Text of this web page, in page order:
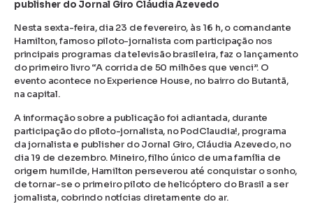
publisher do Jornal Giro Cláudia Azevedo
Nesta sexta-feira, dia 23 de fevereiro, às 16 h, o comandante
Hamilton, famoso piloto-jornalista com participação nos
principais programas da televisão brasileira, faz o lançamento
do primeiro livro “A corrida de 50 milhões que venci”. O
evento acontece no Experience House, no bairro do Butantã,
na capital.
A informação sobre a publicação foi adiantada, durante
participação do piloto-jornalista, no PodClaudia!, programa
da jornalista e publisher do Jornal Giro, Cláudia Azevedo, no
dia 19 de dezembro. Mineiro, filho único de uma família de
origem humilde, Hamilton perseverou até conquistar o sonho,
de tornar-se o primeiro piloto de helicóptero do Brasil a ser
jornalista, cobrindo notícias diretamente do ar.